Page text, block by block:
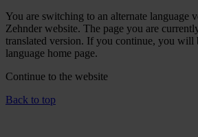
You are switching to an alternate language
Zehnder website. The page you are
translated version. If you continue, you will
language home page.
Continue to the website
Back to top